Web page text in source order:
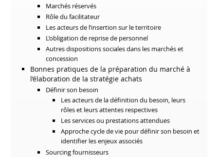
Marchés réservés
Rôle du facilitateur
Les acteurs de l’insertion sur le territoire
L’obligation de reprise de personnel
Autres dispositions sociales dans les marchés et
concession
Bonnes pratiques de la préparation du marché à
l’élaboration de la stratégie achats
Définir son besoin
Les acteurs de la définition du besoin, leurs
rôles et leurs attentes respectives
Les services ou prestations attendues
Approche cycle de vie pour définir son besoin et
identifier les enjeux associés
Sourcing fournisseurs